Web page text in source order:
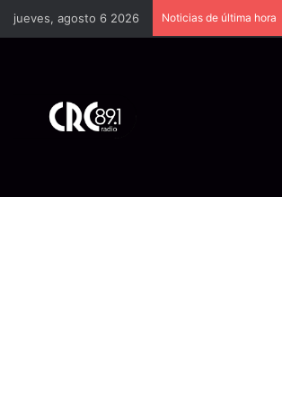
jueves, agosto 6 2026 Noticias de última hora